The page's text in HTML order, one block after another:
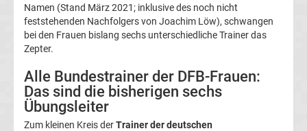
Alle
deutschen
Bundestrainer
der
Namen (Stand März 2021; inklusive des noch nicht
feststehenden Nachfolgers von Joachim Löw), schwangen
bei den Frauen bislang sechs unterschiedliche Trainer das
Zepter.
Alle Bundestrainer der DFB-Frauen:
Das sind die bisherigen sechs
Übungsleiter
Zum kleinen Kreis derTrainer der deutschen